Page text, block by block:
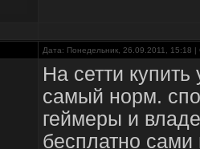
Дата: Понедельник, 26.09.2011, 15:18
На сетти
самый норм.
геймеры и
бесплатно сами